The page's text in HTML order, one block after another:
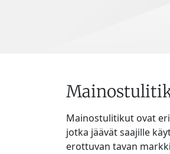
Mainostulitikut ovat
jotka jäävät saajille
erottuvan tavan